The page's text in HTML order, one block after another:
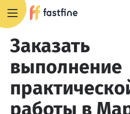
Заказать
выполнение
работы в